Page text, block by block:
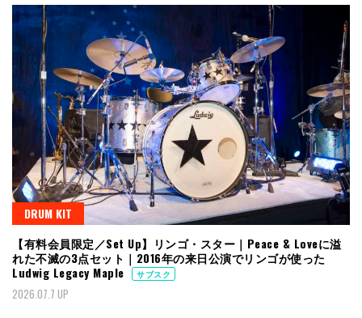
DRUM KIT
【有料会員限定／Set Up】リンゴ・スター｜Peace & Loveに溢
れた不滅の3点セット｜2016年の来日公演でリンゴが使った
Ludwig Legacy Maple
サブスク
2026.07.7 UP